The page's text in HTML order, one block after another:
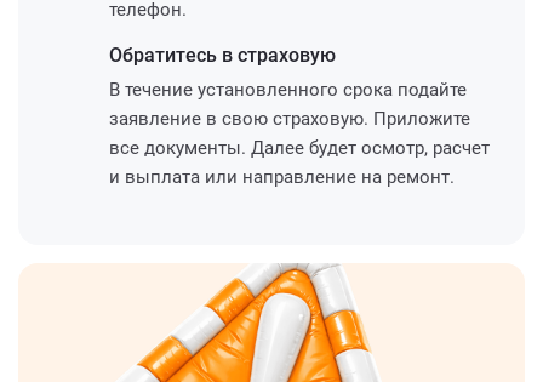
телефон.
Обратитесь в страховую
В течение установленного срока подайте
заявление в свою страховую. Приложите
все документы. Далее будет осмотр, расчет
и выплата или направление на ремонт.